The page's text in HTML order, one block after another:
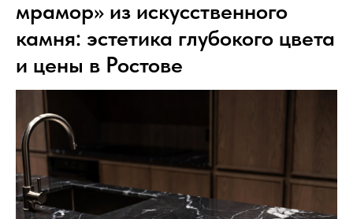
Написать в Telegram
Столешницы для кухни
Акрил, кварц, HPL compact
Мойки и раковины
Интегрированные и подклеенные
мрамор» из искусственного
камня: эстетика глубокого цвета
и цены в Ростове